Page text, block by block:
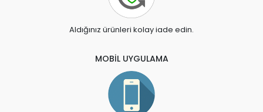
Aldığınız ürünleri kolay iade edin.
MOBİL UYGULAMA